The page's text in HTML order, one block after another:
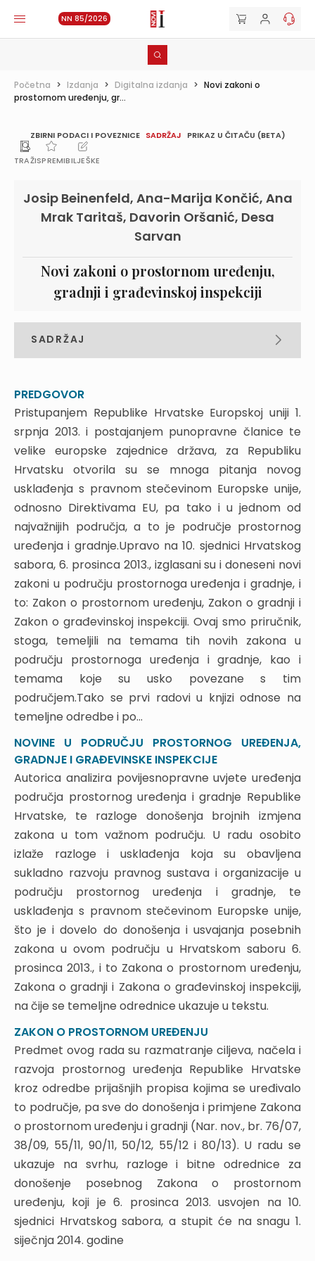
NN 85/2026
Početna > Izdanja > Digitalna izdanja > Novi zakoni o
prostornom uređenju, gr...
ZBIRNI PODACI I POVEZNICE SADRŽAJ PRIKAZ U ČITAČU (BETA)
TRAŽISPREMIBILJEŠKE
Josip Beinenfeld, Ana-Marija Končić, Ana
Mrak Taritaš, Davorin Oršanić, Desa
Sarvan
Novi zakoni o prostornom uređenju,
gradnji i građevinskoj inspekciji
SADRŽAJ
NOVINE U PODRUČJU PROSTORNOG UREĐENJA,
GRADNJE I GRAĐEVINSKE INSPEKCIJE
1. UVODNE NAPOMENE
2. PROSTORNO PLANIRANJE I UREĐENJE
PROSTORA
2.1. Zakon o prostornom uređenju (Nar. nov., br.
30/94, 68/98, 61/00, 32/02 i 100/04)
2.2. Zakon o prostornom uređenju i gradnji (Nar.
nov., br. 76/07, 38/09, 55/11, 90/11, 50/12, 55/12 i
80/13)
2.3. Novi Zakon o prostornom uređenju
3. ZAKON O GRADNJI
3.1. Prikaz stanja
3.2. Zakonodavni okviri od 1990. do 2013. godine
3.3. Akti za građenje
3.4. Akti za uporabu
3.5. Novi Zakon o gradnji
4. GRAĐEVINSKA INSPEKCIJA
4.1. Analiza postojećeg stanja
4.2. Novi Zakon o građevinskoj inspekciji
5. ZAKLJUČAK
ZAKON O PROSTORNOM UREĐENJU
1. UVOD
2. CILJEVI, NAČELA I SUBJEKTI PROSTORNOG
UREĐENJA
2.1. Ciljevi prostornog uređenja
2.2. Načela prostornog uređenja
2.3. Subjekti prostornog uređenja
3. PROSTORNO PLANIRANJE I UREĐENJE
PROSTORA
3.1. Informacijski sustav prostornog uređenja
3.2. Izvješće o stanju u prostoru
3.3. Odluka o izradi prostornog plana
3.4. Postupak izrade prostornih planova
3.6. Strategija prostornog uređenja Republike
Hrvatske
3.7. Prostorni planovi
3.8. Prostorni planovi Državne razine
3.9. Prostorni planovi područne (regionalne) razine
3.10. Prostorni planovi lokalne razine
3.11. Građevinsko područje
3.12. Izgradnja izvan građevinskog područja
3.13. Planiranje unutar zaštićenog obalnog
područja mora
3.14. Planiranje unutar prostora ograničenja
4. Provedba prostornih planova – lokacijska
dozvola
PREDGOVOR
Pristupanjem Republike Hrvatske Europskoj uniji 1.
srpnja 2013. i postajanjem punopravne članice te
velike europske zajednice država, za Republiku
Hrvatsku otvorila su se mnoga pitanja novog
usklađenja s pravnom stečevinom Europske unije,
odnosno Direktivama EU, pa tako i u jednom od
najvažnijih područja, a to je područje prostornog
uređenja i gradnje.Upravo na 10. sjednici Hrvatskog
sabora, 6. prosinca 2013., izglasani su i doneseni novi
zakoni u području prostornoga uređenja i gradnje, i
to: Zakon o prostornom uređenju, Zakon o gradnji i
Zakon o građevinskoj inspekciji. Ovaj smo priručnik,
stoga, temeljili na temama tih novih zakona u
području prostornoga uređenja i gradnje, kao i
temama koje su usko povezane s tim
područjem.Tako se prvi radovi u knjizi odnose na
temeljne odredbe i po...
NOVINE U PODRUČJU PROSTORNOG UREĐENJA,
GRADNJE I GRAĐEVINSKE INSPEKCIJE
Autorica analizira povijesnopravne uvjete uređenja
područja prostornog uređenja i gradnje Republike
Hrvatske, te razloge donošenja brojnih izmjena
zakona u tom važnom području. U radu osobito
izlaže razloge i usklađenja koja su obavljena
sukladno razvoju pravnog sustava i organizacije u
području prostornog uređenja i gradnje, te
usklađenja s pravnom stečevinom Europske unije,
što je i dovelo do donošenja i usvajanja posebnih
zakona u ovom području u Hrvatskom saboru 6.
prosinca 2013., i to Zakona o prostornom uređenju,
Zakona o gradnji i Zakona o građevinskoj inspekciji,
na čije se temeljne odrednice ukazuje u tekstu.
ZAKON O PROSTORNOM UREĐENJU
Predmet ovog rada su razmatranje ciljeva, načela i
razvoja prostornog uređenja Republike Hrvatske
kroz odredbe prijašnjih propisa kojima se uređivalo
to područje, pa sve do donošenja i primjene Zakona
o prostornom uređenju i gradnji (Nar. nov., br. 76/07,
38/09, 55/11, 90/11, 50/12, 55/12 i 80/13). U radu se
ukazuje na svrhu, razloge i bitne odrednice za
donošenje posebnog Zakona o prostornom
uređenju, koji je 6. prosinca 2013. usvojen na 10.
sjednici Hrvatskog sabora, a stupit će na snagu 1.
siječnja 2014. godine